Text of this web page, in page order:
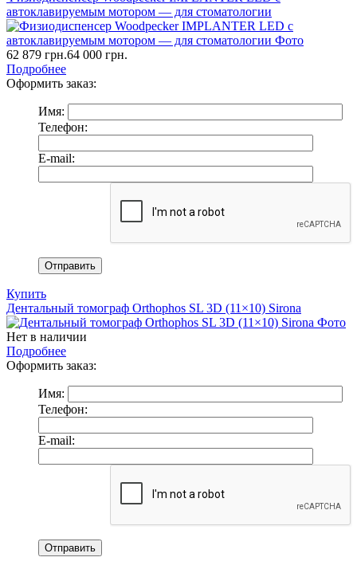
автоклавируемым мотором — для стоматологии
62 879 грн.64 000 грн.
Подробнее
Оформить заказ:
Имя:
Телефон:
E-mail:
Купить
Дентальный томограф Orthophos SL 3D (11×10) Sirona
Нет в наличии
Подробнее
Оформить заказ:
Имя:
Телефон:
E-mail: